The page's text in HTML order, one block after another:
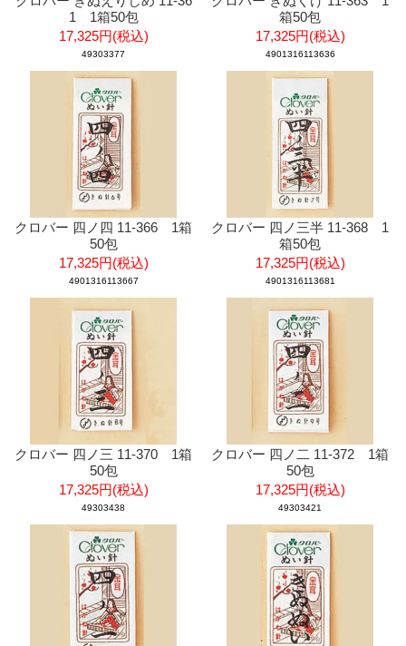
1 1箱50包
17,325円(税込)
49303377
箱50包
17,325円(税込)
4901316113636
クロバー 四ノ四 11-366 1箱
50包
17,325円(税込)
4901316113667
クロバー 四ノ三半 11-368 1
箱50包
17,325円(税込)
4901316113681
クロバー 四ノ三 11-370 1箱
50包
17,325円(税込)
49303438
クロバー 四ノ二 11-372 1箱
50包
17,325円(税込)
49303421